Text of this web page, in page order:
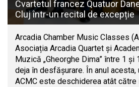
Cvartetul francez Quatuor
Cluj într-un recital de excepție
Arcadia Chamber Music Classes
Asociația Arcadia Quartet și
Muzică „Gheorghe Dima” între 1
deja în desfășurare. În anul
ACMC este deschiderea atât